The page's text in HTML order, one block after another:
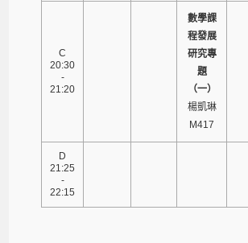
C
20:30
-
21:20
數學課
程發展
研究專
題
（一）
楊凱琳
M417
D
21:25
-
22:15